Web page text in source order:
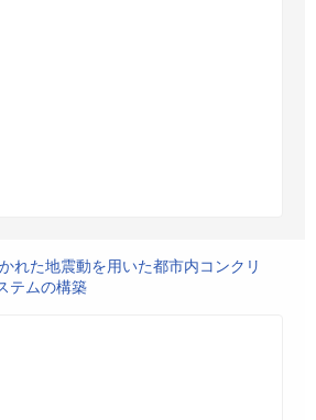
れた地震動を用いた都市内コンクリ
テムの構築